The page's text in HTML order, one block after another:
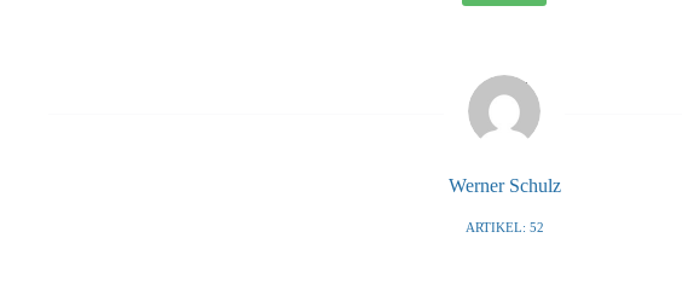
Werner Schulz
ARTIKEL: 52